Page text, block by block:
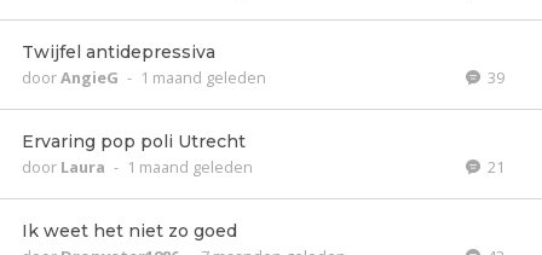
Twijfel antidepressiva
doorAngieG - 1 maand geleden 39
Ervaring pop poli Utrecht
door Laura - 1 maand geleden 21
Ik weet het niet zo goed